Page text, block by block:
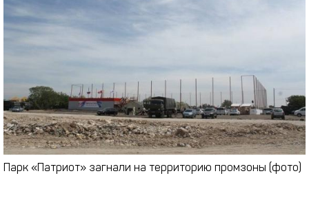
Парк «Патриот» загнали на территорию промзоны (фото)